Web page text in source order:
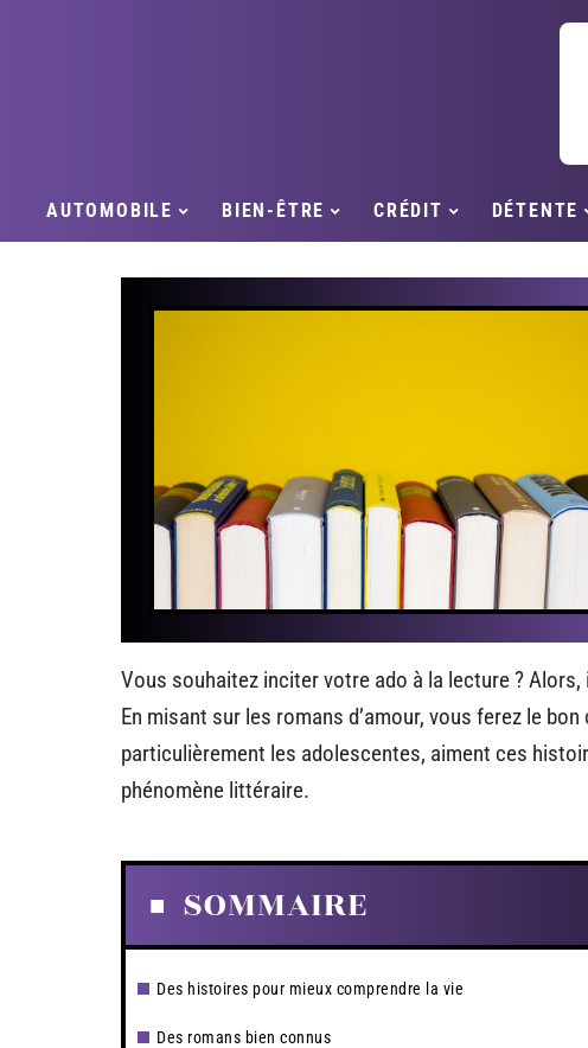
AUTOMOBILE BIEN-ÊTRE CRÉDIT DÉTENTE
Vous souhaitez inciter votre ado à la lecture ?
En misant sur les romans d’amour, vous ferez le
particulièrement les adolescentes, aiment ces
phénomène littéraire.
SOMMAIRE
Des histoires pour mieux comprendre la vie
Des romans bien connus